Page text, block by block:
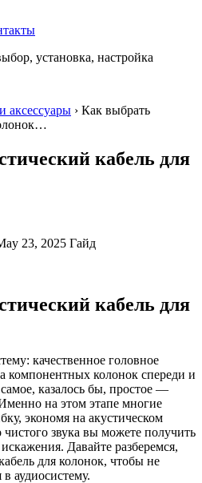
установка, настройка
аксессуары › Как выбрать
кабель для
23, 2025 Гайд
кабель для
качественное головное
компонентных колонок спереди и
казалось бы, простое —
на этом этапе многие
экономя на акустическом
чистого звука вы можете получить
Давайте разберемся,
для колонок, чтобы не
аудиосистему.